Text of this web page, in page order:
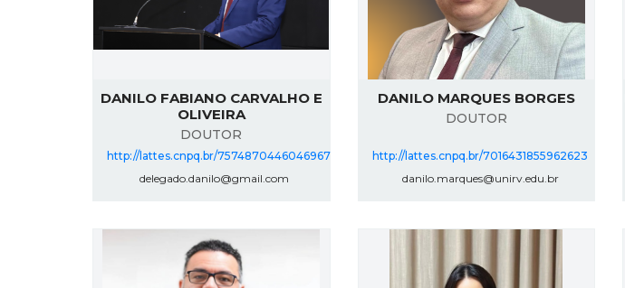
DANILO FABIANO CARVALHO E
OLIVEIRA
DOUTOR
http://lattes.cnpq.br/7574870446046967
delegado.danilo@gmail.com
DANILO MARQUES BORGES
DOUTOR
http://lattes.cnpq.br/7016431855962623
danilo.marques@unirv.edu.br